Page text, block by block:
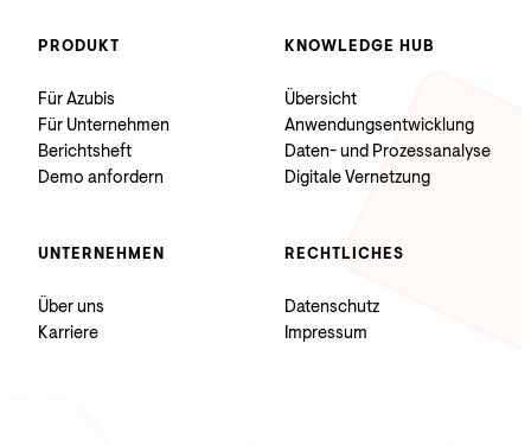
PRODUKT
Für Azubis
Für Unternehmen
Berichtsheft
Demo anfordern
KNOWLEDGE HUB
Übersicht
Anwendungsentwicklung
Daten- und Prozessanalyse
Digitale Vernetzung
UNTERNEHMEN
Über uns
Karriere
RECHTLICHES
Datenschutz
Impressum